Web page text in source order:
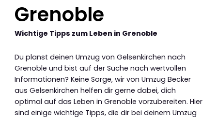
Grenoble
Wichtige Tipps zum Leben in Grenoble
Du planst deinen Umzug von Gelsenkirchen nach
Grenoble und bist auf der Suche nach wertvollen
Informationen? Keine Sorge, wir von Umzug Becker
aus Gelsenkirchen helfen dir gerne dabei, dich
optimal auf das Leben in Grenoble vorzubereiten. Hier
sind einige wichtige Tipps, die dir bei deinem Umzug